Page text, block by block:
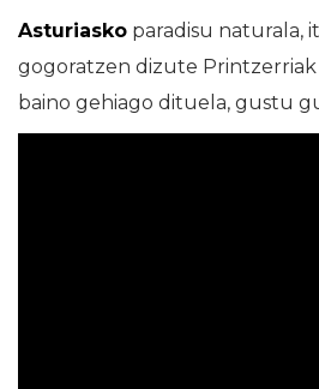
Asturiasko paradisu naturala,
gogoratzen dizute
baino gehiago dituela, gustu